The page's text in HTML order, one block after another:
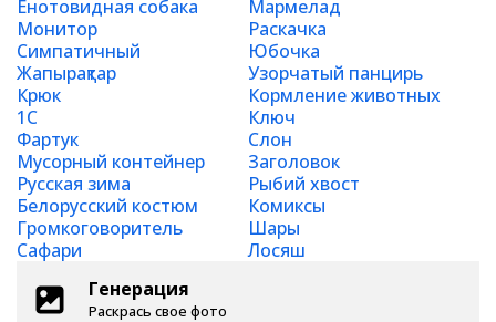
Енотовидная собака
Мармелад
Монитор
Раскачка
Симпатичный
Юбочка
Жапырақтар
Узорчатый панцирь
Крюк
Кормление животных
1С
Ключ
Фартук
Слон
Мусорный контейнер
Заголовок
Русская зима
Рыбий хвост
Белорусский костюм
Комиксы
Громкоговоритель
Шары
Сафари
Лосяш
Генерация
Раскрась свое фото